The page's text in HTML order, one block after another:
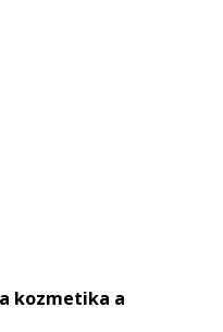
kozmetika a